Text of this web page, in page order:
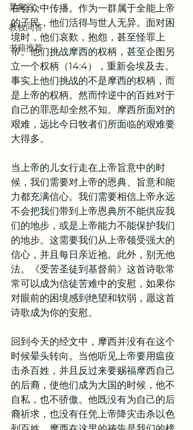
异象谷
教牧问答
书籍推荐
在会众中传播。作为一群属于全能上帝
的子民，他们活得与世人无异。面对困
境时，他们哀歎，抱怨，甚至怪罪上
帝。他们挑战摩西的权柄，甚至企图另
立一个权柄（14:4），重新会埃及去。
事实上他们挑战的不是摩西的权柄，而
是上帝的权柄。然而悖逆中的百姓对于
自己的罪恶却全然不知。摩西所面对的
艰难，远比今日牧者们所面临的艰难要
大得多。
当上帝的儿女行走在上帝旨意中的时
候，我们需要对上帝的恩典、旨意和能
力都充满信心。我们需要相信上帝永远
不会把我们带到上帝恩典所不能供应我
们的地步，或是上帝能力不能保护我们
的地步。这需要我们从上帝领受强大的
信心，并且每日亲近祂。此外，别无他
法。《受苦圣徒到基督前》这首诗歌常
常可以成为信徒苦难中的安慰，如果你
对眼前的困境感到绝望和软弱，愿这首
诗歌成为你的安慰。
回到今天的经文中，摩西并没有在这个
时候晕头转向。当他听见上帝要用瘟疫
击杀百姓，并且反过来要赐福摩西自己
的后裔，使他们成为大国的时候，他不
自私，也不骄傲。他既没有为自己的后
裔祈求，也没有任凭上帝降灾击杀以色